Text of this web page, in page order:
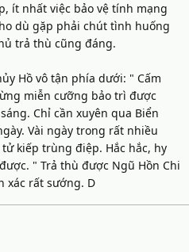
ít nhất việc bảo vệ tính mạng
dù gặp phải chút tình huống
trả thù cũng đáng.
Hồ vô tận phía dưới: " Cấm
miễn cưỡng bảo trì được
Chỉ cần xuyên qua Biển
Vài ngày trong rất nhiều
kiếp trùng điệp. Hắc hắc, hy
" Trả thù được Ngũ Hồn Chi
xác rất sướng. D